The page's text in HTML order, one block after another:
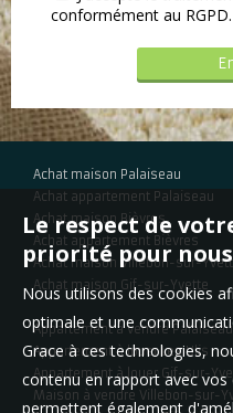
conformément au RGPD.
Achat maison Palaiseau
Achat appartement Palaiseau
Achat maison Bièvres
Achat appartement Bièvres
Achat maison Villebon-sur-
Achat maison Gif-sur-Yvette
Appartement à vendre Palaiseau
Appartement à louer Les Ulis
Appartement à louer Gif-sur-
Maison à vendre Villebon-sur-
Le respect de
priorité pour nous
Nous utilisons des cookies
optimale et une
Grace à ces technologies,
contenu en rapport avec
permettent également